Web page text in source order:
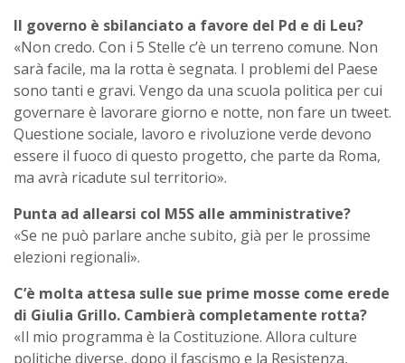
Il governo è sbilanciato a favore del Pd e di Leu?
«Non credo. Con i 5 Stelle c’è un terreno comune. Non
sarà facile, ma la rotta è segnata. I problemi del Paese
sono tanti e gravi. Vengo da una scuola politica per cui
governare è lavorare giorno e notte, non fare un tweet.
Questione sociale, lavoro e rivoluzione verde devono
essere il fuoco di questo progetto, che parte da Roma,
ma avrà ricadute sul territorio».
Punta ad allearsi col M5S alle amministrative?
«Se ne può parlare anche subito, già per le prossime
elezioni regionali».
C’è molta attesa sulle sue prime mosse come erede
di Giulia Grillo. Cambierà completamente rotta?
«Il mio programma è la Costituzione. Allora culture
politiche diverse, dopo il fascismo e la Resistenza,